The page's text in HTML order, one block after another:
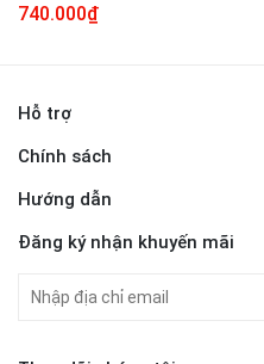
740.000₫
Hỗ trợ
Chính sách
Hướng dẫn
Đăng ký nhận khuyến mãi